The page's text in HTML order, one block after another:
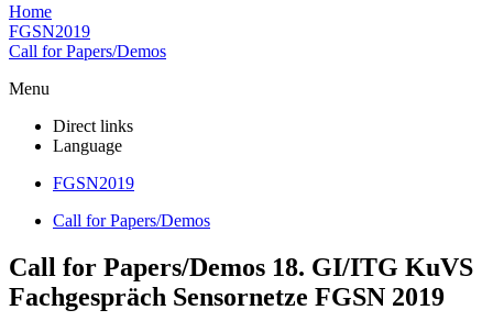
Home
FGSN2019
Call for Papers/Demos
Menu
Direct links
Language
FGSN2019
Call for Papers/Demos
Call for Papers/Demos 18. GI/ITG KuVS
Fachgespräch Sensornetze FGSN 2019